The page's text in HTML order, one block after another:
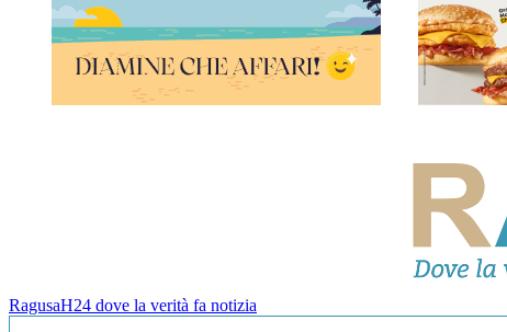
RagusaH24 dove la verità fa notizia